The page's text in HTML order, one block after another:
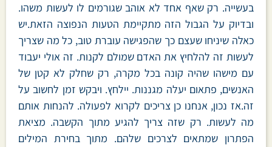
בעשייה. רק שאף אחד לא אוהב שגורמים לו לעשות משהו.
ובדיוק על הגבול הזה מתקיימת הטעות הנפוצה הזאת.יש
כאלה שיניחו שעצם כך שהפגישה עוברת טוב, כל מה שצריך
לעשות זה להלחיץ את האדם שמולם לקנות. זה אולי יעבוד
עם מישהו שהיה קונה בכל מקרה, רק שחלק לא קטן של
האנשים, פתאום יעלה מגננות. יילחץ. ויבקש זמן לחשוב על
זה.אז נכון, אנחנו כן צריכים לקרוא לפעולה. להנחות אותם
מה לעשות. רק שזה צריך להגיע מתוך הקשבה. מציאת
הפתרון שמתאים לצרכים שלהם. מתוך בחירת המילים